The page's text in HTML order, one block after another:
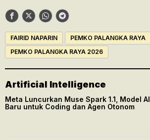
FAIRID NAPARIN
PEMKO PALANGKA RAYA
PEMKO PALANGKA RAYA 2026
Artificial Intelligence
Meta Luncurkan Muse Spark 1.1, Model AI
Baru untuk Coding dan Agen Otonom